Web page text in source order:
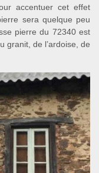
accentuer cet effet
sera quelque peu
pierre du 72340 est
granit, de l’ardoise, de